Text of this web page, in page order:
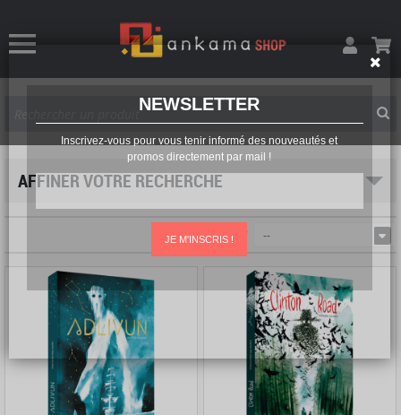
NEWSLETTER
Inscrivez-vous pour vous tenir informé des nouveautés et
promos directement par mail !
JE M'INSCRIS !
AFFINER VOTRE RECHERCHE
Trier par --